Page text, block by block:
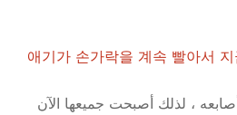
애기가 손가락을 계속 빨아서
، لذلك أصبحت جميعها الآن